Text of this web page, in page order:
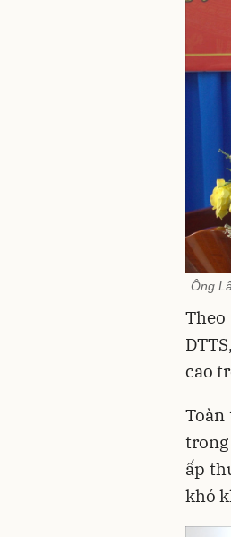
Ông
cao
Toàn
trong
ấp
khó